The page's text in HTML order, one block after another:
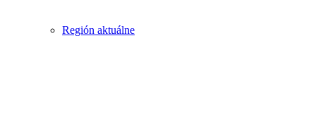
Región aktuálne